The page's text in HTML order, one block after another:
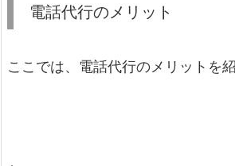
電話代行のメリット
ここでは、電話代行のメリットを紹